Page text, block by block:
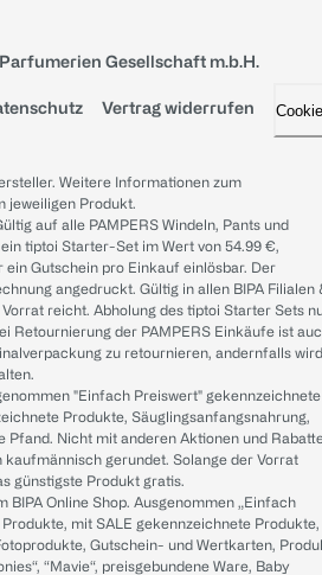
Gesellschaft m.b.H.
Vertrag widerrufen
Weitere Informationen zum
jeweiligen Produkt.
auf alle PAMPERS Windeln, Pants und
tiptoi Starter-Set im Wert von 54.99 €,
ein Gutschein pro Einkauf einlösbar. Der
angedruckt. Gültig in allen BIPA Filialen
reicht. Abholung des tiptoi Starter Sets
Retournierung der PAMPERS Einkäufe ist
zu retournieren, andernfalls wird
"Einfach Preiswert" gekennzeichnete
Produkte, Säuglingsanfangsnahrung,
Nicht mit anderen Aktionen und
kaufmännisch gerundet. Solange der Vorrat
günstigste Produkt gratis.
BIPA Online Shop. Ausgenommen „Einfach
mit SALE gekennzeichnete Produkte,
Gutschein- und Wertkarten,
“Mavie“, preisgebundene Ware, Baby